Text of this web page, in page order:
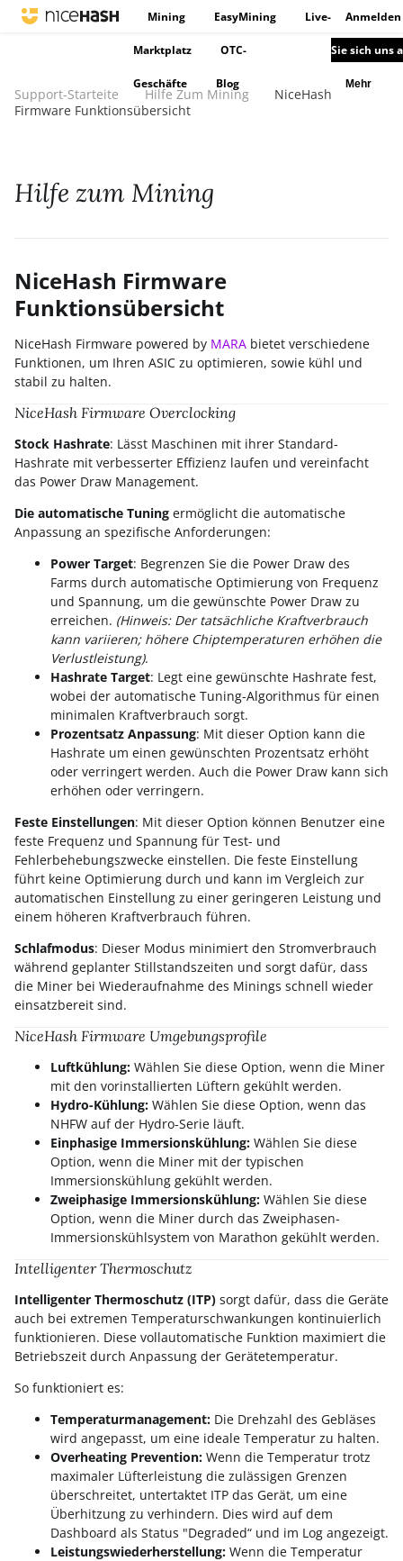
Mining EasyMining Live-
Marktplatz OTC-
Geschäfte Blog
Anmelden
Sie sich uns
Mehr
Support-Starteite Hilfe Zum Mining
NiceHash
Firmware Funktionsübersicht
Hilfe zum Mining
NiceHash Firmware
Funktionsübersicht
NiceHash Firmware powered by MARA bietet verschiedene
Funktionen, um Ihren ASIC zu optimieren, sowie kühl und
stabil zu halten.
NiceHash Firmware Overclocking
Stock Hashrate: Lässt Maschinen mit ihrer Standard-
Hashrate mit verbesserter Effizienz laufen und vereinfacht
das Power Draw Management.
Die automatische Tuning ermöglicht die automatische
Anpassung an spezifische Anforderungen:
Power Target: Begrenzen Sie die Power Draw des
Farms durch automatische Optimierung von Frequenz
und Spannung, um die gewünschte Power Draw zu
erreichen. (Hinweis: Der tatsächliche Kraftverbrauch
kann variieren; höhere Chiptemperaturen erhöhen die
Verlustleistung).
Hashrate Target: Legt eine gewünschte Hashrate fest,
wobei der automatische Tuning-Algorithmus für einen
minimalen Kraftverbrauch sorgt.
Prozentsatz Anpassung: Mit dieser Option kann die
Hashrate um einen gewünschten Prozentsatz erhöht
oder verringert werden. Auch die Power Draw kann sich
erhöhen oder verringern.
Feste Einstellungen: Mit dieser Option können Benutzer eine
feste Frequenz und Spannung für Test- und
Fehlerbehebungszwecke einstellen. Die feste Einstellung
führt keine Optimierung durch und kann im Vergleich zur
automatischen Einstellung zu einer geringeren Leistung und
einem höheren Kraftverbrauch führen.
Schlafmodus: Dieser Modus minimiert den Stromverbrauch
während geplanter Stillstandszeiten und sorgt dafür, dass
die Miner bei Wiederaufnahme des Minings schnell wieder
einsatzbereit sind.
NiceHash Firmware Umgebungsprofile
Luftkühlung: Wählen Sie diese Option, wenn die Miner
mit den vorinstallierten Lüftern gekühlt werden.
Hydro-Kühlung: Wählen Sie diese Option, wenn das
NHFW auf der Hydro-Serie läuft.
Einphasige Immersionskühlung: Wählen Sie diese
Option, wenn die Miner mit der typischen
Immersionskühlung gekühlt werden.
Zweiphasige Immersionskühlung: Wählen Sie diese
Option, wenn die Miner durch das Zweiphasen-
Immersionskühlsystem von Marathon gekühlt werden.
Intelligenter Thermoschutz
Intelligenter Thermoschutz (ITP) sorgt dafür, dass die Geräte
auch bei extremen Temperaturschwankungen kontinuierlich
funktionieren. Diese vollautomatische Funktion maximiert die
Betriebszeit durch Anpassung der Gerätetemperatur.
So funktioniert es:
Temperaturmanagement: Die Drehzahl des Gebläses
wird angepasst, um eine ideale Temperatur zu halten.
Overheating Prevention: Wenn die Temperatur trotz
maximaler Lüfterleistung die zulässigen Grenzen
überschreitet, untertaktet ITP das Gerät, um eine
Überhitzung zu verhindern. Dies wird auf dem
Dashboard als Status "Degraded“ und im Log angezeigt.
Leistungswiederherstellung: Wenn die Temperatur